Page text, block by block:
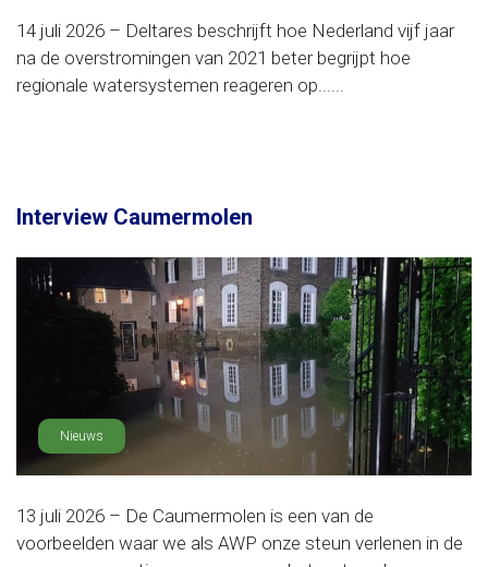
14 juli 2026 – Deltares beschrijft hoe Nederland vijf jaar
na de overstromingen van 2021 beter begrijpt hoe
regionale watersystemen reageren op......
Interview Caumermolen
Nieuws
13 juli 2026 – De Caumermolen is een van de
voorbeelden waar we als AWP onze steun verlenen in de